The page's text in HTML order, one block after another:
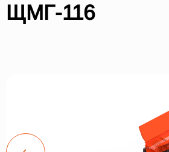
ЩМГ-116